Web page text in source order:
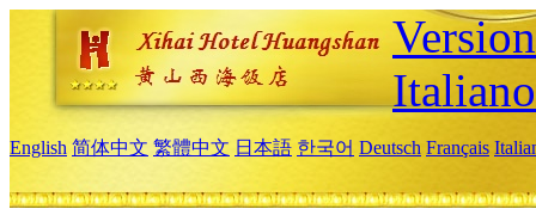
Italiano
English 简体中文 繁體中文 日本語 한국어 Deutsch Français